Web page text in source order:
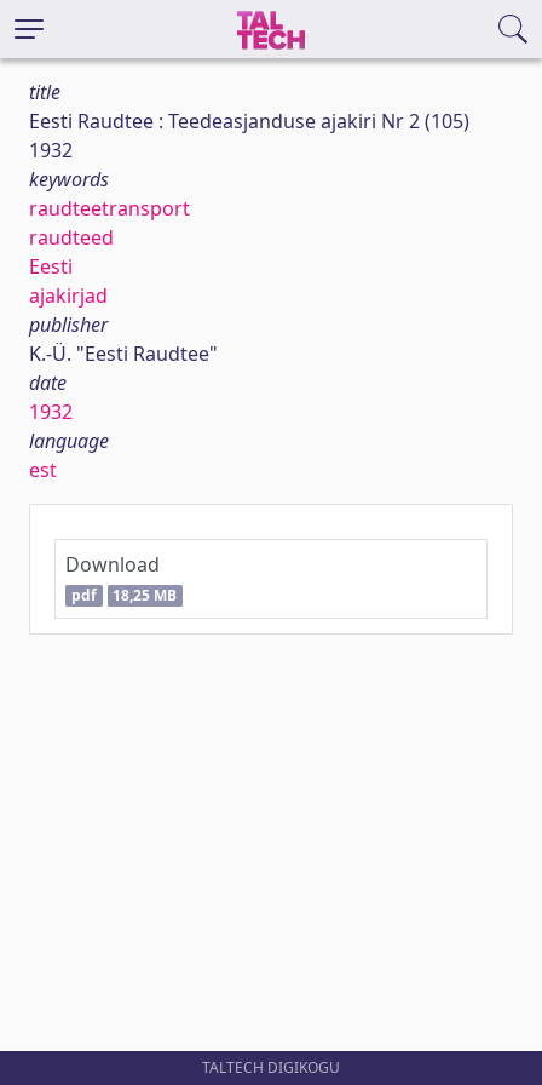
title
Eesti Raudtee : Teedeasjanduse ajakiri Nr 2 (105)
1932
keywords
raudteetransport
raudteed
Eesti
ajakirjad
publisher
K.-Ü. "Eesti Raudtee"
date
1932
language
est
Download
pdf 18,25 MB
TALTECH DIGIKOGU